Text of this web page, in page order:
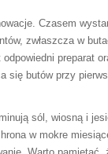
Czasem
zwłaszcza w
preparat
się butów przy
sól, wiosną i
w mokre